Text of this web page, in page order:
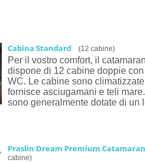
Cabina Standard (12 cabine)
Per il vostro comfort, il
dispone di 12 cabine doppie
WC. Le cabine sono
fornisce asciugamani e teli
sono generalmente dotate di un
Praslin Dream Premium
cabine)